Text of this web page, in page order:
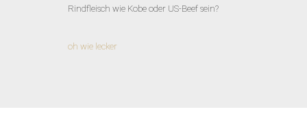
Rindfleisch wie Kobe oder US-Beef sein?
oh wie lecker